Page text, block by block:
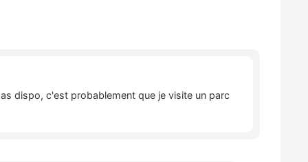
dispo, c'est probablement que je visite un parc